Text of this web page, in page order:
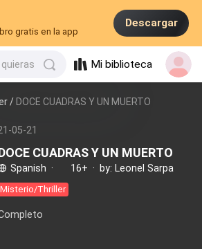
gratis en la app
Descargar
Mi biblioteca
/ DOCE CUADRAS Y UN MUERTO
05-21
CUADRAS Y UN MUERTO
Spanish · 16+ · by: Leonel Sarpa
Misterio/Thriller